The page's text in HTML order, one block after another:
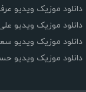
دانلود موزیک ویدیو
دانلود موزیک ویدیو
دانلود موزیک ویدیو
دانلود موزیک ویدیو